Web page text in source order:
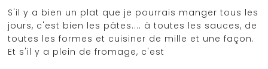
S'il y a bien un plat que je pourrais manger tous les
jours, c'est bien les pâtes.... à toutes les sauces, de
toutes les formes et cuisiner de mille et une façon.
Et s'il y a plein de fromage, c'est